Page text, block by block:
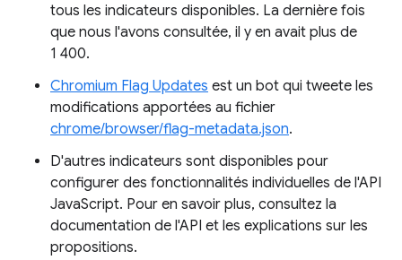
tous les indicateurs disponibles. La dernière fois
que nous l'avons consultée, il y en avait plus de
1 400.
Chromium Flag Updates est un bot qui tweete les
modifications apportées au fichier
chrome/browser/flag-metadata.json.
D'autres indicateurs sont disponibles pour
configurer des fonctionnalités individuelles de l'API
JavaScript. Pour en savoir plus, consultez la
documentation de l'API et les explications sur les
propositions.